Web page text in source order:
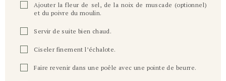
Ajouter la fleur de sel, de la noix de muscade (optionnel)
et du poivre du moulin.
Servir de suite bien chaud.
Ciseler finement l’échalote.
Faire revenir dans une poêle avec une pointe de beurre.